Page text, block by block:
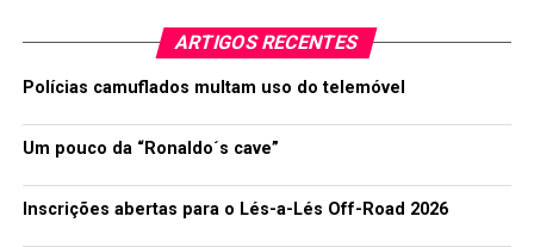
ARTIGOS RECENTES
Polícias camuflados multam uso do telemóvel
Um pouco da “Ronaldo´s cave”
Inscrições abertas para o Lés-a-Lés Off-Road 2026